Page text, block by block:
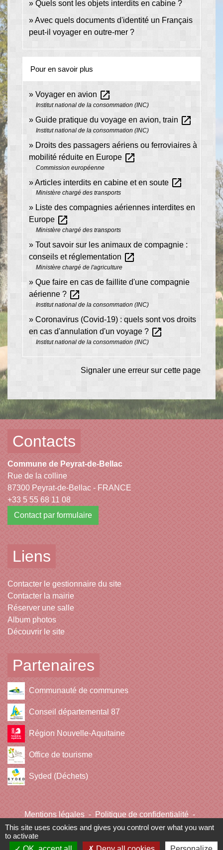
Quels sont les objets interdits en cabine ?
Avec quels documents d'identité un Français
peut-il voyager en outre-mer ?
Pour en savoir plus
Voyager en avion open_in_new
Institut national de la consommation (INC)
Guide pratique du voyage en avion, train open_in_new
Institut national de la consommation (INC)
Droits des passagers aériens ou ferroviaires à
mobilité réduite en Europe open_in_new
Commission européenne
Articles interdits en cabine et en soute open_in_new
Ministère chargé des transports
Liste des compagnies aériennes interdites en
Europe open_in_new
Ministère chargé des transports
Tout savoir sur les animaux de compagnie :
conseils et réglementation open_in_new
Ministère chargé de l'agriculture
Que faire en cas de faillite d'une compagnie
aérienne ? open_in_new
Institut national de la consommation (INC)
Coronavirus (Covid-19) : quels sont vos droits
en cas d'annulation d'un voyage ? open_in_new
Institut national de la consommation (INC)
Signaler une erreur sur cette page
Contacts
Commune de Peyrat-de-Bellac
Rue de la colline
87300 Peyrat-de-Bellac - FRANCE
+33 5 55 68 11 08
Contact par formulaire
Liens
Contacter le gestionnaire du site
Contacter la mairie
Réserver une salle
Album photos
Découvrir le site
Partenaires
Communauté de communes
Conseil départemental 87
Région Nouvelle-Aquitaine
Office de tourisme
Syded (Déchets)
Mentions légales - Politique de confidentialité -
Accessibilité - Plan du site - Gestion des cookies
This site uses cookies and gives you control over what you want
to activate